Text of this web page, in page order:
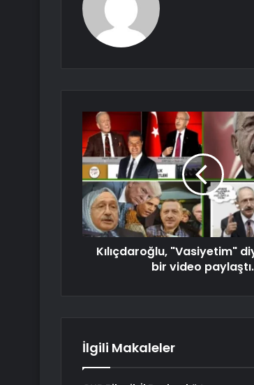
Kılıçdaroğlu, "Vasiyetim"
bir video paylaştı.
İlgili Makaleler